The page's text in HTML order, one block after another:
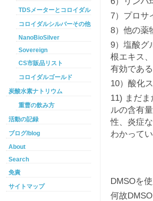
7）プロサ
8）他の薬
9）塩酸グ
根エキス
有効であ
10）酸化
11) まだ
ルの含有
性、炎症
わかって
DMSOを
何故
TDSメーターとコロイダルシルバー
コロイダルシルバーその他
NanoBioSilver
Sovereign
CS市販品リスト
コロイダルゴールド
炭酸水素ナトリウム
重曹の飲み方
活動の記録
ブログ/blog
About
Search
免責
サイトマップ